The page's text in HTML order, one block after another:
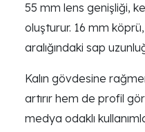
55 mm lens genişliği,
oluşturur. 16 mm
aralığındaki sap
Kalın gövdesine
artırır hem de profil
medya odaklı